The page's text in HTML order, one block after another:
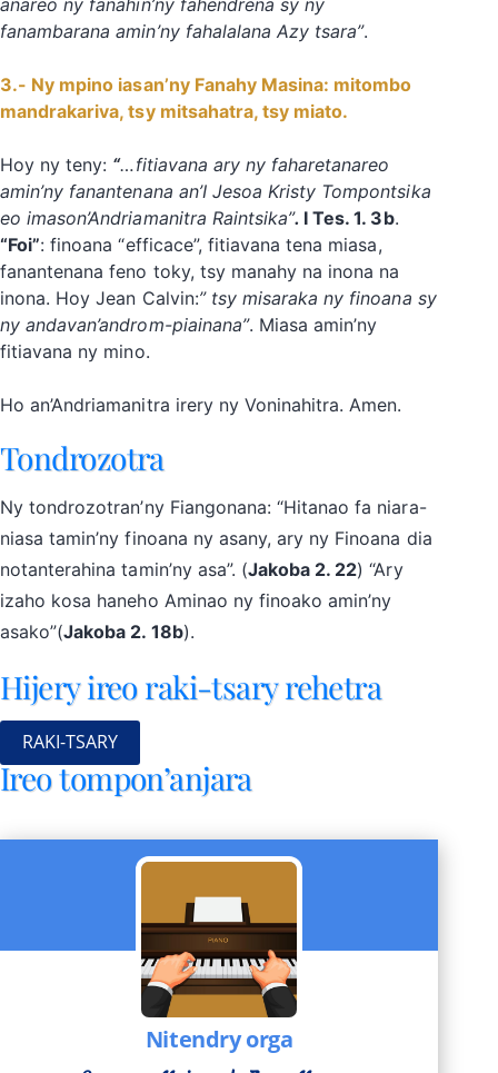
fanambarana amin’ny fahalalana Azy tsara”.
3.- Ny mpino iasan’ny Fanahy Masina: mitombo
mandrakariva, tsy mitsahatra, tsy miato.
Hoy ny teny: “…fitiavana ary ny faharetanareo
amin’ny fanantenana an’I Jesoa Kristy Tompontsika
eo imason’Andriamanitra Raintsika”. I Tes. 1. 3b.
“Foi”: finoana “efficace”, fitiavana tena miasa,
fanantenana feno toky, tsy manahy na inona na
inona. Hoy Jean Calvin:” tsy misaraka ny finoana sy
ny andavan’androm-piainana”. Miasa amin’ny
fitiavana ny mino.
‎Ho an’Andriamanitra irery ny Voninahitra. Amen.
Tondrozotra
Ny tondrozotran’ny Fiangonana: “Hitanao fa niara-
niasa tamin’ny finoana ny asany, ary ny Finoana dia
notanterahina tamin’ny asa”. (Jakoba 2. 22) “Ary
izaho kosa haneho Aminao ny finoako amin’ny
asako”(Jakoba 2. 18b).
Hijery ireo raki-tsary rehetra
RAKI-TSARY
Ireo tompon’anjara
Nitendry orga